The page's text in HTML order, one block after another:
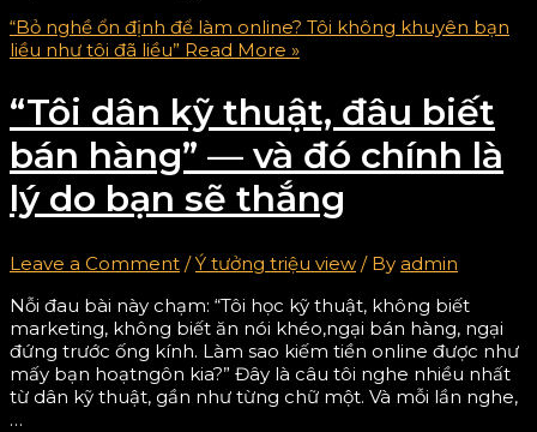
“Bỏ nghề ổn định để làm online? Tôi không khuyên bạn
liều như tôi đã liều” Read More »
“Tôi dân kỹ thuật, đâu biết
bán hàng” — và đó chính là
lý do bạn sẽ thắng
Leave a Comment /Ý tưởng triệu view / By admin
Nỗi đau bài này chạm: “Tôi học kỹ thuật, không biết
marketing, không biết ăn nói khéo,ngại bán hàng, ngại
đứng trước ống kính. Làm sao kiếm tiền online được như
mấy bạn hoạtngôn kia?” Đây là câu tôi nghe nhiều nhất
từ dân kỹ thuật, gần như từng chữ một. Và mỗi lần nghe,
…